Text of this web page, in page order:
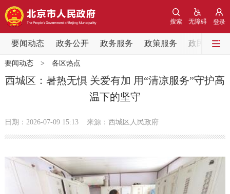
登录
无障碍
搜索
要闻动态 政务公开 政务服务 政策服务 政民互动
要闻动态
党中央精神
会议信息
机构职能 政策服务
要闻动态> 各区热点
西城区：暑热无惧 关爱有加 用“清凉服务”守护高
温下的坚守
日期：2026-07-09 15:13 来源：西城区人民政府